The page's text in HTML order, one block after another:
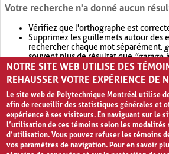
Votre recherche n'a donné aucun
Vérifiez que l'orthographe est
Supprimez les guillemets autour des
rechercher chaque mot séparément.
souvent plus de résultat que"garage
Envisagez d'élargir votre recherche
retournera souvent plus de résultat
NOTRE SITE WEB UTILISE DES
REHAUSSER VOTRE EXPÉRIENCE DE
Le site web de Polytechnique Montréal utilise
afin de recueillir des statistiques générales et
expérience à ses visiteurs. En naviguant sur le
l’utilisation de ces témoins selon les modalités
d’utilisation. Vous pouvez refuser les témoins
vos paramètres de navigation. Pour en savoir